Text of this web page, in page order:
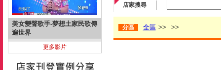
美女變聲歌手-夢想土家民歌傳
遍世界
更多影片
店家搜尋
分區 全區 >> >>